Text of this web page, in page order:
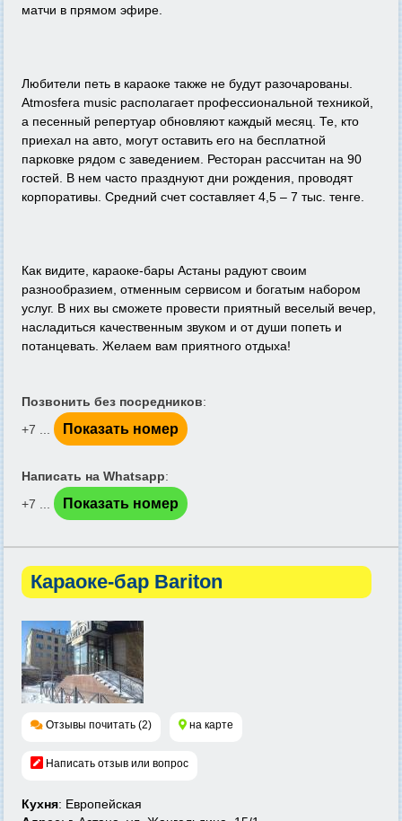
матчи в прямом эфире.
Любители петь в караоке также не будут разочарованы.
Atmosfera music располагает профессиональной техникой,
а песенный репертуар обновляют каждый месяц. Те, кто
приехал на авто, могут оставить его на бесплатной
парковке рядом с заведением. Ресторан рассчитан на 90
гостей. В нем часто празднуют дни рождения, проводят
корпоративы. Средний счет составляет 4,5 – 7 тыс. тенге.
Как видите, караоке-бары Астаны радуют своим
разнообразием, отменным сервисом и богатым набором
услуг. В них вы сможете провести приятный веселый вечер,
насладиться качественным звуком и от души попеть и
потанцевать. Желаем вам приятного отдыха!
Позвонить без посредников:
+7 ...
Показать номер
Написать на Whatsapp:
+7 ...
Показать номер
Караоке-бар Bariton
Отзывы почитать (2) на карте
Написать отзыв или вопрос
Кухня: Европейская